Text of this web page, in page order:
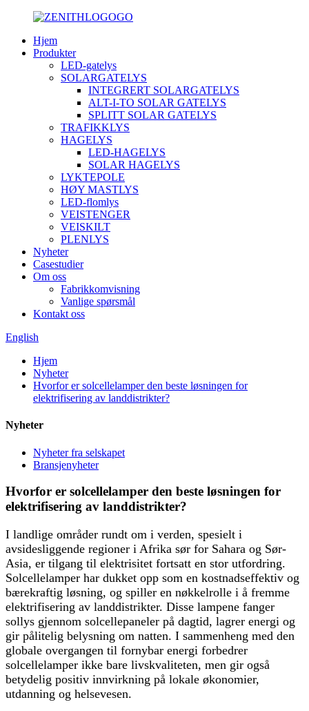
Hjem
Produkter
LED-gatelys
SOLARGATELYS
INTEGRERT SOLARGATELYS
ALT-I-TO SOLAR GATELYS
SPLITT SOLAR GATELYS
TRAFIKKLYS
HAGELYS
LED-HAGELYS
SOLAR HAGELYS
LYKTEPOLE
HØY MASTLYS
LED-flomlys
VEISTENGER
VEISKILT
PLENLYS
Nyheter
Casestudier
Om oss
Fabrikkomvisning
Vanlige spørsmål
Kontakt oss
English
Hjem
Nyheter
Hvorfor er solcellelamper den beste løsningen for
elektrifisering av landdistrikter?
Nyheter
Nyheter fra selskapet
Bransjenyheter
Hvorfor er solcellelamper den beste løsningen for
elektrifisering av landdistrikter?
I landlige områder rundt om i verden, spesielt i
avsidesliggende regioner i Afrika sør for Sahara og Sør-
Asia, er tilgang til elektrisitet fortsatt en stor utfordring.
Solcellelamper har dukket opp som en kostnadseffektiv og
bærekraftig løsning, og spiller en nøkkelrolle i å fremme
elektrifisering av landdistrikter. Disse lampene fanger
sollys gjennom solcellepaneler på dagtid, lagrer energi og
gir pålitelig belysning om natten. I sammenheng med den
globale overgangen til fornybar energi forbedrer
solcellelamper ikke bare livskvaliteten, men gir også
betydelig positiv innvirkning på lokale økonomier,
utdanning og helsevesen.